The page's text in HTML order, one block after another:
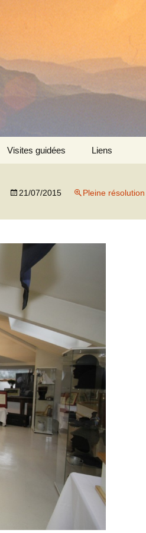
Visites guidées Liens
21/07/2015 Pleine